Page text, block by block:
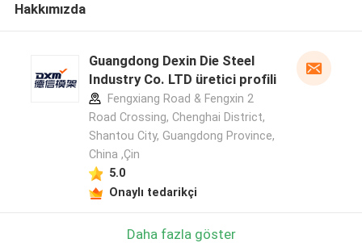
Hakkımızda
Guangdong Dexin Die Steel
Industry Co. LTD üretici profili
Fengxiang Road & Fengxin 2
Road Crossing, Chenghai District,
Shantou City, Guangdong Province,
China ,Çin
5.0
Onaylı tedarikçi
Daha fazla göster